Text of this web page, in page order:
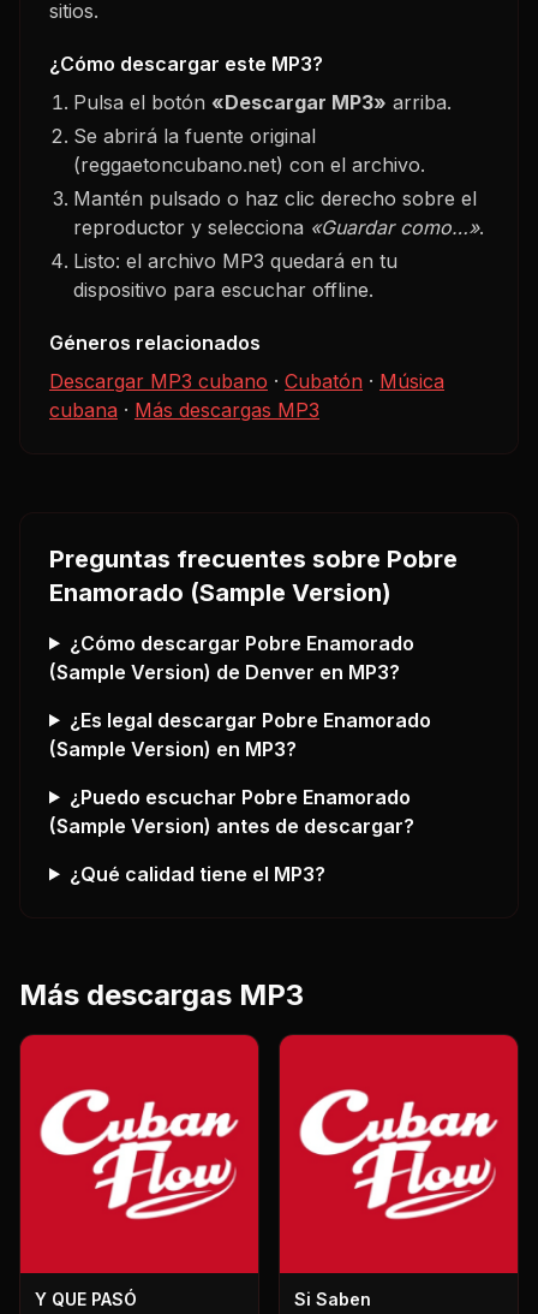
sitios.
¿Cómo descargar este MP3?
Pulsa el botón «Descargar MP3» arriba.
Se abrirá la fuente original
(reggaetoncubano.net) con el archivo.
Mantén pulsado o haz clic derecho sobre el
reproductor y selecciona «Guardar como…».
Listo: el archivo MP3 quedará en tu
dispositivo para escuchar offline.
Géneros relacionados
Descargar MP3 cubano · Cubatón · Música
cubana · Más descargas MP3
Preguntas frecuentes sobre Pobre
Enamorado (Sample Version)
¿Cómo descargar Pobre Enamorado
(Sample Version) de Denver en MP3?
¿Es legal descargar Pobre Enamorado
(Sample Version) en MP3?
¿Puedo escuchar Pobre Enamorado
(Sample Version) antes de descargar?
¿Qué calidad tiene el MP3?
Más descargas MP3
Y QUE PASÓ Si Saben